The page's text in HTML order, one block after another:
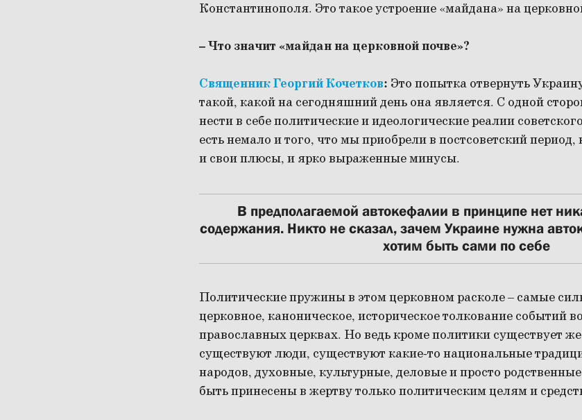
Константинополя. Это такое устроение «майдана» на
– Что значит «майдан на церковной почве»?
Священник Георгий Кочетков: Это попытка отвернуть
такой, какой на сегодняшний день она является. С одной
нести в себе политические и идеологические реалии
есть немало и того, что мы приобрели в постсоветский
и свои плюсы, и ярко выраженные минусы.
В предполагаемой автокефалии в принципе нет
содержания. Никто не сказал, зачем Украине нужна
хотим быть сами по себе
Политические пружины в этом церковном расколе – самые
церковное, каноническое, историческое толкование событий
православных церквах. Но ведь кроме политики существует
существуют люди, существуют какие-то национальные
народов, духовные, культурные, деловые и просто
быть принесены в жертву только политическим целям и